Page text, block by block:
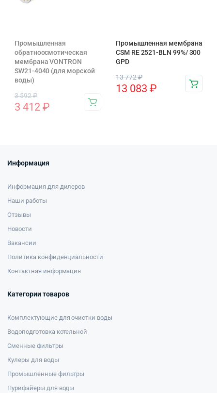
Промышленная
обратноосмотическая
мембрана VONTRON
SW21-4040 (для морской
воды)
3 592₽
3 412 ₽
Промышленная мембрана
CSM RE 2521-BLN 99%/ 300
GPD
13 772₽
13 083 ₽
Информация
Информация для дилеров
Наши работы
Отзывы
Новости
Вакансии
Политика конфиденциальности
Контактная информация
Категории товаров
Комплектующие для очистки воды
Водоподготовка котельной
Сменные фильтры
Кулеры для воды
Промышленные фильтры
Пурифайеры для воды